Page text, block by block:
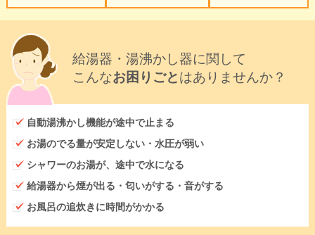
給湯器・湯沸かし器に関して
こんなお困りごとはありませんか？
自動湯沸かし機能が途中で止まる
お湯のでる量が安定しない・水圧が弱い
シャワーのお湯が、途中で水になる
給湯器から煙が出る・匂いがする・音がする
お風呂の追炊きに時間がかかる